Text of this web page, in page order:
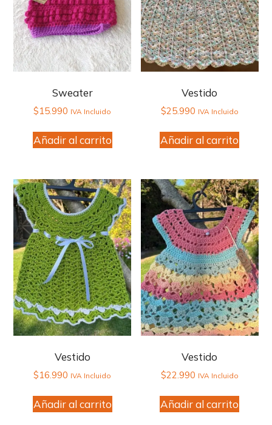
Sweater
$15.990 IVA Incluido
Añadir al carrito
Vestido
$25.990 IVA Incluido
Añadir al carrito
Vestido
$16.990 IVA Incluido
Añadir al carrito
Vestido
$22.990 IVA Incluido
Añadir al carrito